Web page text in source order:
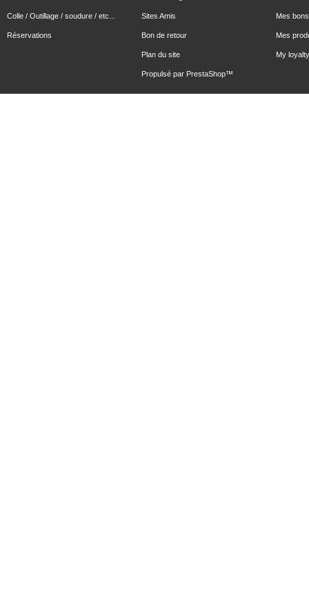
Colle / Outillage / soudure / etc...
Réservations
Sites Amis
Bon de retour
Plan du site
Propulsé par PrestaShop™
Mes
Mes
My